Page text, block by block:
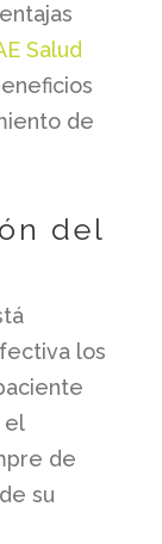
Salud
de
del
los
de
su